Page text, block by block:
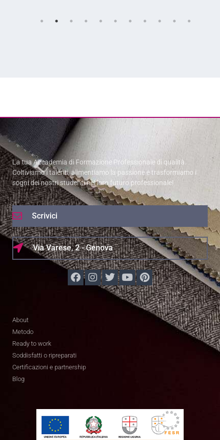
La tua Accademia di Formazione Professionale di qualità.
Coltiviamo i talenti, alimentiamo la passione e trasformiamo i
sogni dei nostri studenti nel loro futuro professionale!
Scrivici
Via Varese, 2 - Genova
About
Metodo
Ready to work
Soddisfatti o ripreparati
Certificazioni e partnership
Blog